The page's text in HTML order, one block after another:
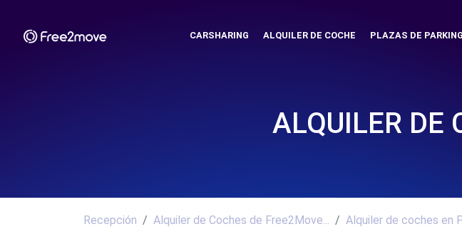
CARSHARING ALQUILER DE COCHE PLAZAS DE PARKING
ALQUILER DE
Recepción Alquiler de Coches de Free2Move... Alquiler de coches en